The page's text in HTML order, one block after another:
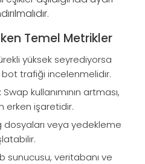
Temel Metrikler
yüksek seyrediyorsa
trafiği incelenmelidir.
Swap kullanımının artması,
erken işaretidir.
dosyaları veya yedekleme
sunucusu, veritabanı ve